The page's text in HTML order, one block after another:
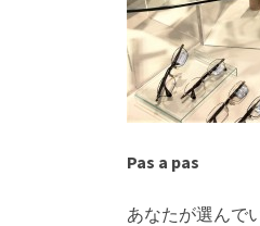
Pas a pas
あなたが選んで